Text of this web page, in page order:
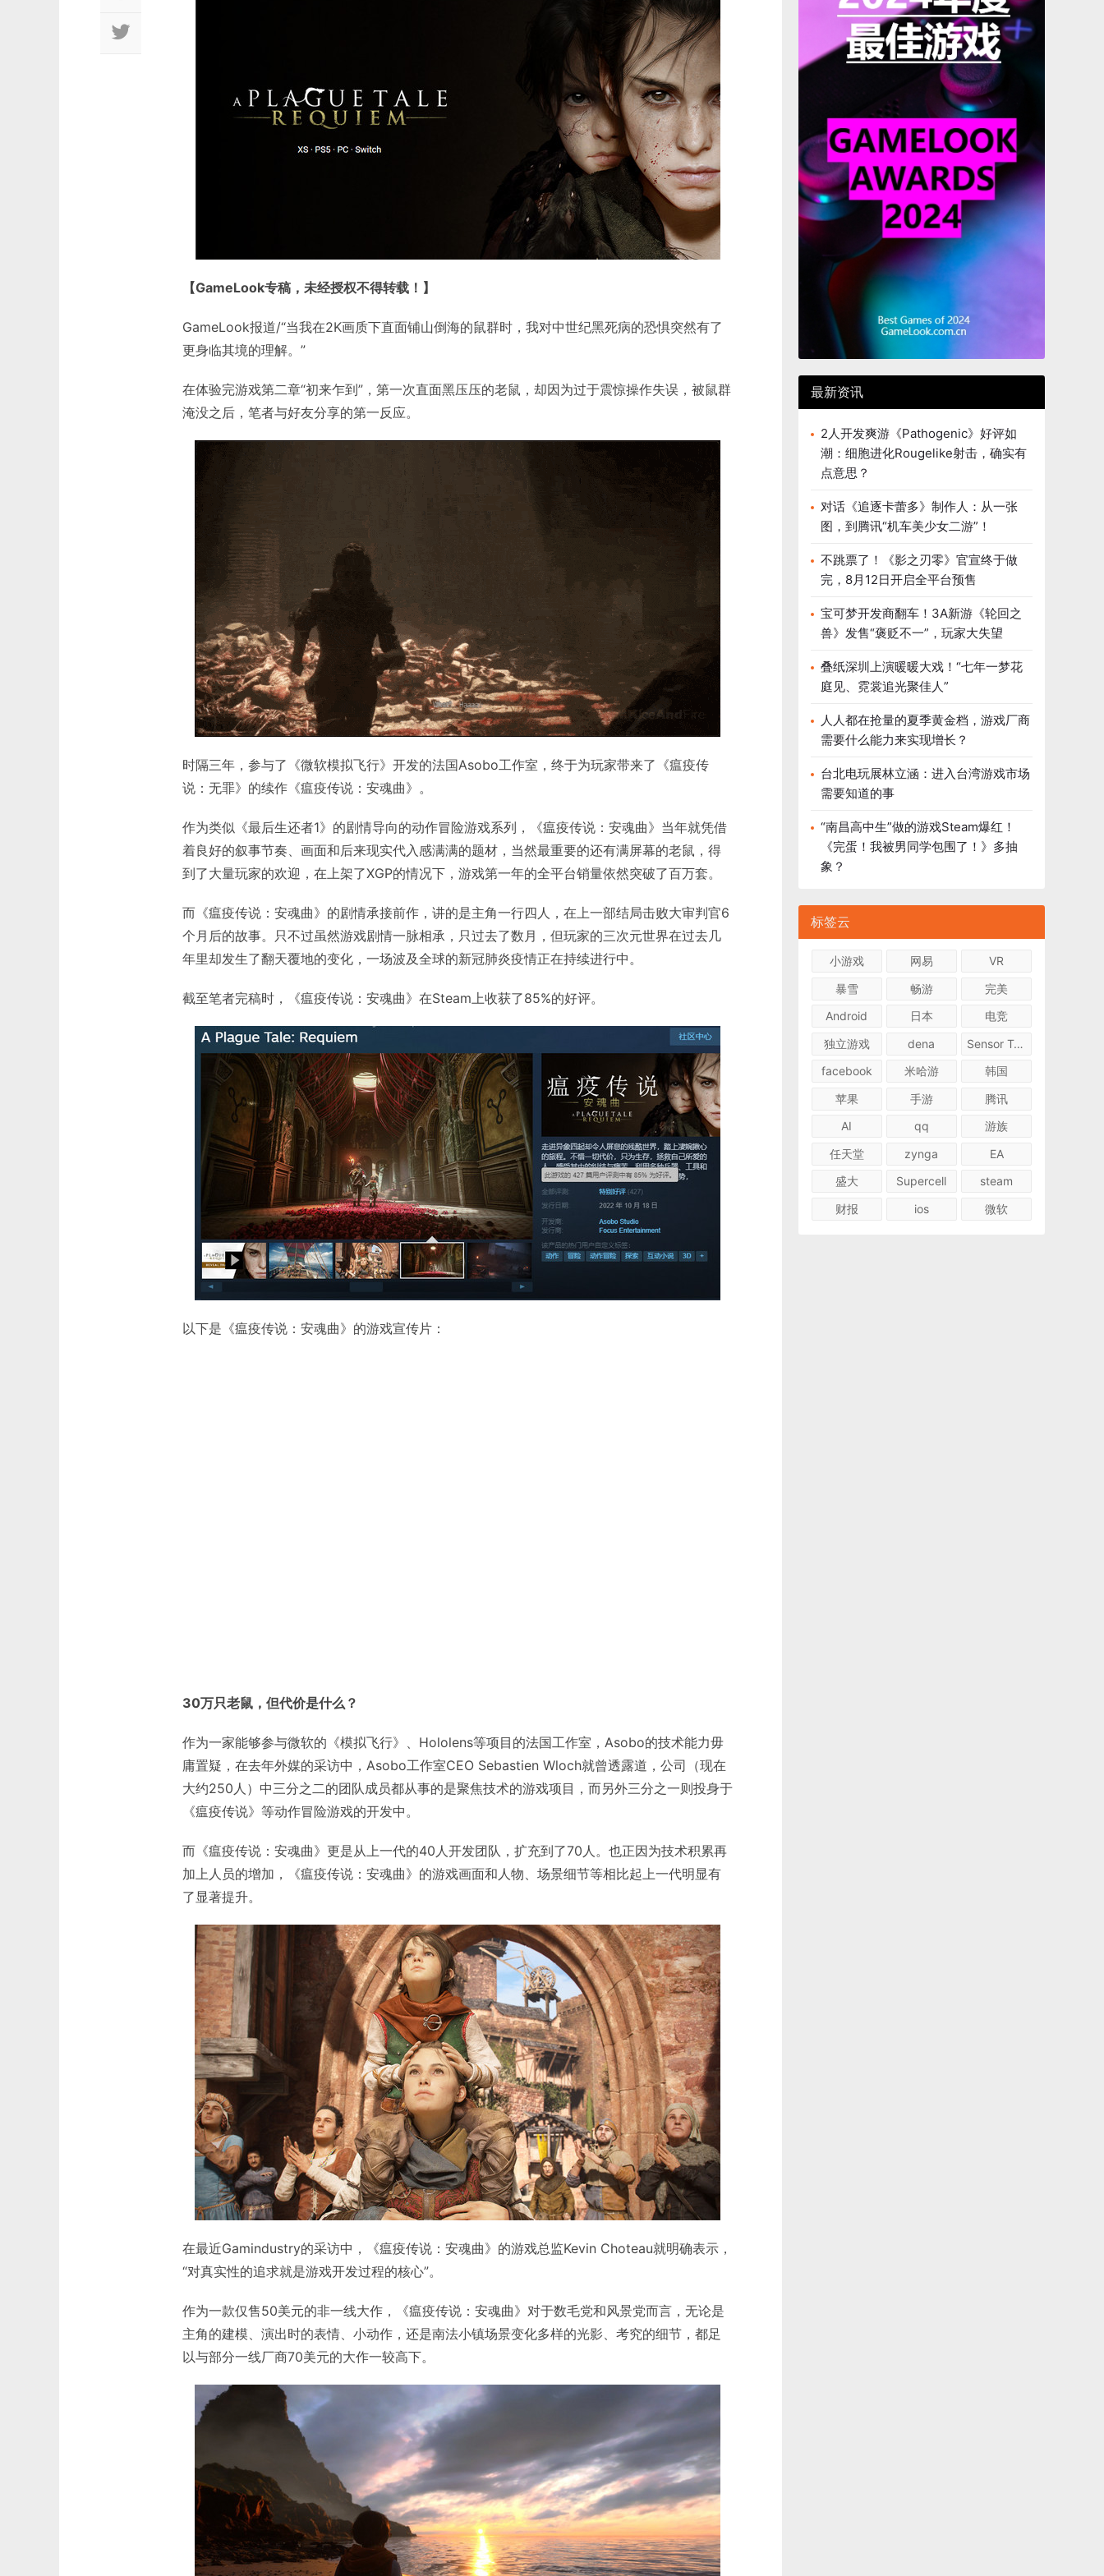
【GameLook专稿，未经授权不得转载！】
GameLook报道/“当我在2K画质下直面铺山倒海的鼠群时，我对中世纪黑死病的恐惧突然有了
更身临其境的理解。”
在体验完游戏第二章“初来乍到”，第一次直面黑压压的老鼠，却因为过于震惊操作失误，被鼠群
淹没之后，笔者与好友分享的第一反应。
时隔三年，参与了《微软模拟飞行》开发的法国Asobo工作室，终于为玩家带来了《瘟疫传
说：无罪》的续作《瘟疫传说：安魂曲》。
作为类似《最后生还者1》的剧情导向的动作冒险游戏系列，《瘟疫传说：安魂曲》当年就凭借
着良好的叙事节奏、画面和后来现实代入感满满的题材，当然最重要的还有满屏幕的老鼠，得
到了大量玩家的欢迎，在上架了XGP的情况下，游戏第一年的全平台销量依然突破了百万套。
而《瘟疫传说：安魂曲》的剧情承接前作，讲的是主角一行四人，在上一部结局击败大审判官6
个月后的故事。只不过虽然游戏剧情一脉相承，只过去了数月，但玩家的三次元世界在过去几
年里却发生了翻天覆地的变化，一场波及全球的新冠肺炎疫情正在持续进行中。
截至笔者完稿时，《瘟疫传说：安魂曲》在Steam上收获了85%的好评。
以下是《瘟疫传说：安魂曲》的游戏宣传片：
30万只老鼠，但代价是什么？
作为一家能够参与微软的《模拟飞行》、Hololens等项目的法国工作室，Asobo的技术能力毋
庸置疑，在去年外媒的采访中，Asobo工作室CEO Sebastien Wloch就曾透露道，公司（现在
大约250人）中三分之二的团队成员都从事的是聚焦技术的游戏项目，而另外三分之一则投身于
《瘟疫传说》等动作冒险游戏的开发中。
而《瘟疫传说：安魂曲》更是从上一代的40人开发团队，扩充到了70人。也正因为技术积累再
加上人员的增加，《瘟疫传说：安魂曲》的游戏画面和人物、场景细节等相比起上一代明显有
了显著提升。
在最近Gamindustry的采访中，《瘟疫传说：安魂曲》的游戏总监Kevin Choteau就明确表示，
“对真实性的追求就是游戏开发过程的核心”。
作为一款仅售50美元的非一线大作，《瘟疫传说：安魂曲》对于数毛党和风景党而言，无论是
主角的建模、演出时的表情、小动作，还是南法小镇场景变化多样的光影、考究的细节，都足
以与部分一线厂商70美元的大作一较高下。
最新资讯
2人开发爽游《Pathogenic》好评如
潮：细胞进化Rougelike射击，确实有
点意思？
对话《追逐卡蕾多》制作人：从一张
图，到腾讯“机车美少女二游”！
不跳票了！《影之刃零》官宣终于做
完，8月12日开启全平台预售
宝可梦开发商翻车！3A新游《轮回之
兽》发售“褒贬不一”，玩家大失望
叠纸深圳上演暖暖大戏！“七年一梦花
庭见、霓裳追光聚佳人”
人人都在抢量的夏季黄金档，游戏厂商
需要什么能力来实现增长？
台北电玩展林立涵：进入台湾游戏市场
需要知道的事
“南昌高中生”做的游戏Steam爆红！
《完蛋！我被男同学包围了！》多抽
象？
标签云
小游戏 网易
VR
暴雪
畅游
完美
Android
日本
电竞
独立游戏
dena
Sensor Tower
facebook
米哈游
韩国
苹果
手游
腾讯
AI
qq
游族
任天堂
zynga
EA
盛大
Supercell
steam
财报
ios 微软